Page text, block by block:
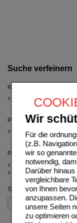
Wir
Für die
(z.B.
wir so
notwendig,
Darüber
vergleichbare
von Ihnen
anzupassen.
unsere Seiten
zu optimieren
Suche verfeinern
Kategorien
Deslo + Cetirizin
(auswahl entfernen)
Packungsgröße
100 St
(auswahl entfernen)
Preis
< 6.00 (1)
>= 6.00 (1)
Sortieren nach